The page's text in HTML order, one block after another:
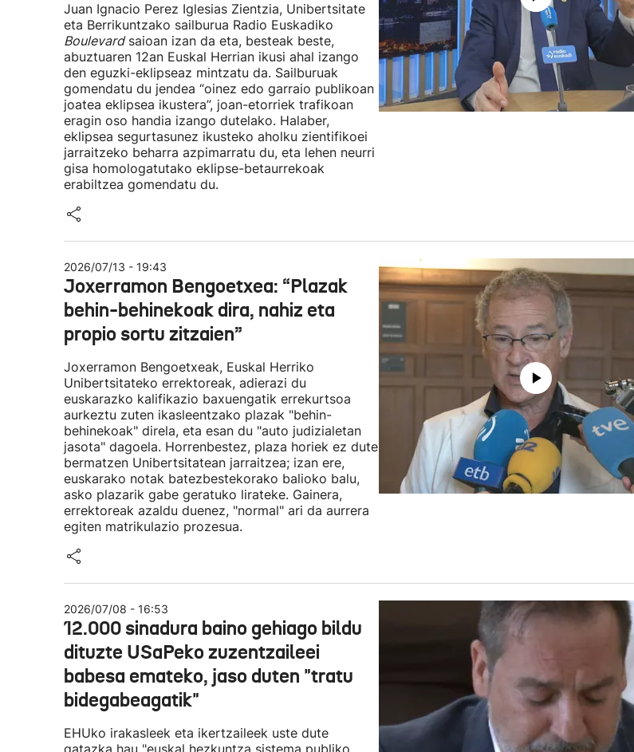
Juan Ignacio Perez Iglesias Zientzia, Unibertsitate
eta Berrikuntzako sailburua Radio Euskadiko
Boulevardsaioan izan da eta, besteak beste,
abuztuaren 12an Euskal Herrian ikusi ahal izango
den eguzki-eklipseaz mintzatu da. Sailburuak
gomendatu du jendea “oinez edo garraio publikoan
joatea eklipsea ikustera”, joan-etorriek trafikoan
eragin oso handia izango dutelako. Halaber,
eklipsea segurtasunez ikusteko aholku zientifikoei
jarraitzeko beharra azpimarratu du, eta lehen neurri
gisa homologatutako eklipse-betaurrekoak
erabiltzea gomendatu du.
2026/07/13 - 19:43
Joxerramon Bengoetxea: “Plazak
behin-behinekoak dira, nahiz eta
propio sortu zitzaien”
Joxerramon Bengoetxeak, Euskal Herriko
Unibertsitateko errektoreak, adierazi du
euskarazko kalifikazio baxuengatik errekurtsoa
aurkeztu zuten ikasleentzako plazak "behin-
behinekoak" direla, eta esan du "auto judizialetan
jasota" dagoela. Horrenbestez, plaza horiek ez dute
bermatzen Unibertsitatean jarraitzea; izan ere,
euskarako notak batezbestekorako balioko balu,
asko plazarik gabe geratuko lirateke. Gainera,
errektoreak azaldu duenez, "normal" ari da aurrera
egiten matrikulazio prozesua.
2026/07/08 - 16:53
12.000 sinadura baino gehiago bildu
dituzte USaPeko zuzentzaileei
babesa emateko, jaso duten "tratu
bidegabeagatik"
EHUko irakasleek eta ikertzaileek uste dute
gatazka hau "euskal hezkuntza sistema publiko